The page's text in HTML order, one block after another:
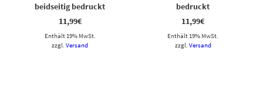
beidseitig bedruckt
11,99€
Enthält 19% MwSt.
zzgl.Versand
bedruckt
11,99€
Enthält 19% MwSt.
zzgl. Versand